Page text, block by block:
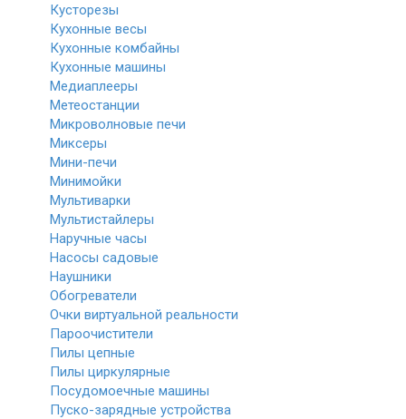
Кусторезы
Кухонные весы
Кухонные комбайны
Кухонные машины
Медиаплееры
Метеостанции
Микроволновые печи
Миксеры
Мини-печи
Минимойки
Мультиварки
Мультистайлеры
Наручные часы
Насосы садовые
Наушники
Обогреватели
Очки виртуальной реальности
Пароочистители
Пилы цепные
Пилы циркулярные
Посудомоечные машины
Пуско-зарядные устройства